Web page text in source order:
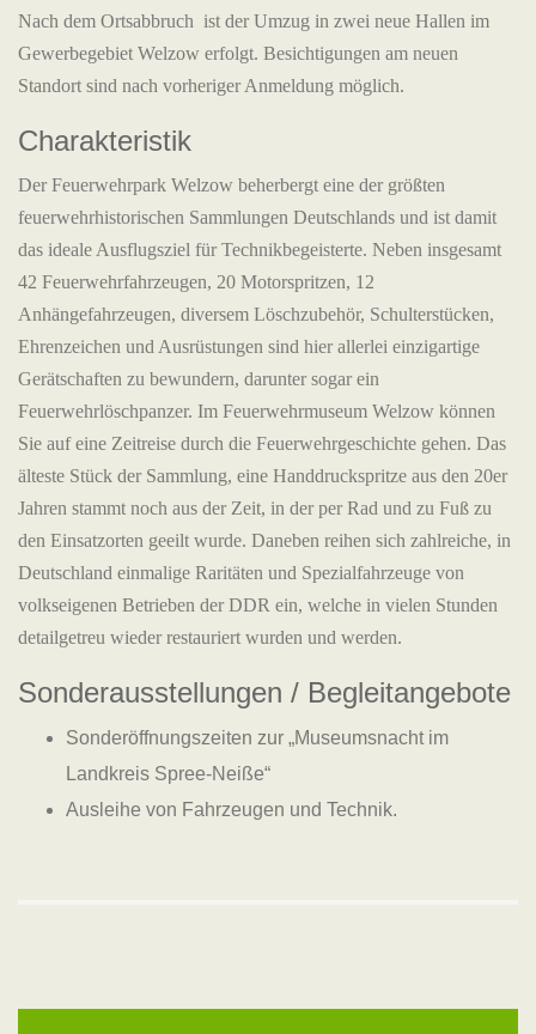
Nach dem Ortsabbruch ist der Umzug in zwei neue Hallen im
Gewerbegebiet Welzow erfolgt. Besichtigungen am neuen
Standort sind nach vorheriger Anmeldung möglich.
Charakteristik
Der Feuerwehrpark Welzow beherbergt eine der größten
feuerwehrhistorischen Sammlungen Deutschlands und ist damit
das ideale Ausflugsziel für Technikbegeisterte. Neben insgesamt
42 Feuerwehrfahrzeugen, 20 Motorspritzen, 12
Anhängefahrzeugen, diversem Löschzubehör, Schulterstücken,
Ehrenzeichen und Ausrüstungen sind hier allerlei einzigartige
Gerätschaften zu bewundern, darunter sogar ein
Feuerwehrlöschpanzer. Im Feuerwehrmuseum Welzow können
Sie auf eine Zeitreise durch die Feuerwehrgeschichte gehen. Das
älteste Stück der Sammlung, eine Handdruckspritze aus den 20er
Jahren stammt noch aus der Zeit, in der per Rad und zu Fuß zu
den Einsatzorten geeilt wurde. Daneben reihen sich zahlreiche, in
Deutschland einmalige Raritäten und Spezialfahrzeuge von
volkseigenen Betrieben der DDR ein, welche in vielen Stunden
detailgetreu wieder restauriert wurden und werden.
Sonderausstellungen / Begleitangebote
Sonderöffnungszeiten zur „Museumsnacht im
Landkreis Spree-Neiße“
Ausleihe von Fahrzeugen und Technik.